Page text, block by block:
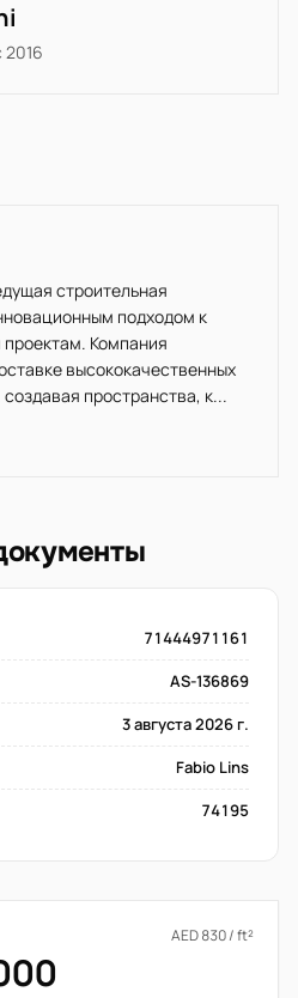
2016
строительная
подходом к
Компания
высококачественных
пространства, к...
71444971161
AS-136869
3 августа 2026 г.
Fabio Lins
74195
AED 830 / ft²